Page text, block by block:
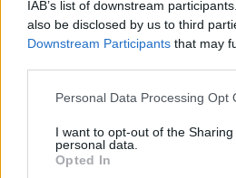
IAB’s list of downstream
also be disclosed by us to third
Downstream Participants that may
Please note that this website/app
not limited to your visit or usage
grant or deny consent to Google
use your data for below specified
Personal Data Processing Opt
I want to opt-out of the
personal data.
Opted In